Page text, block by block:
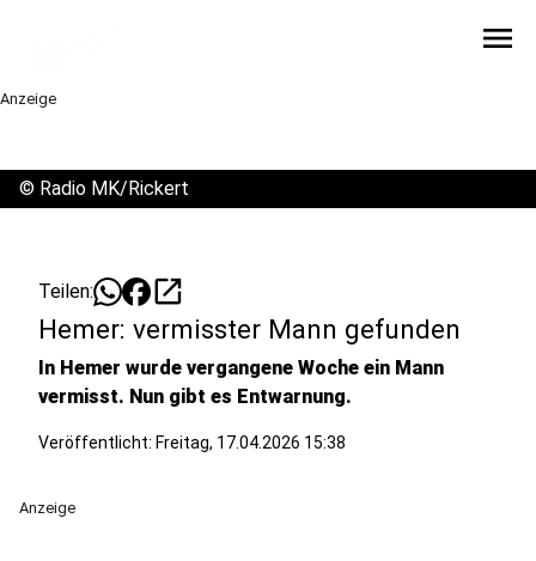
menu
Anzeige
© Radio MK/Rickert
Teilen: open_in_new
Hemer: vermisster Mann gefunden
In Hemer wurde vergangene Woche ein Mann
vermisst. Nun gibt es Entwarnung.
Veröffentlicht: Freitag, 17.04.2026 15:38
Anzeige